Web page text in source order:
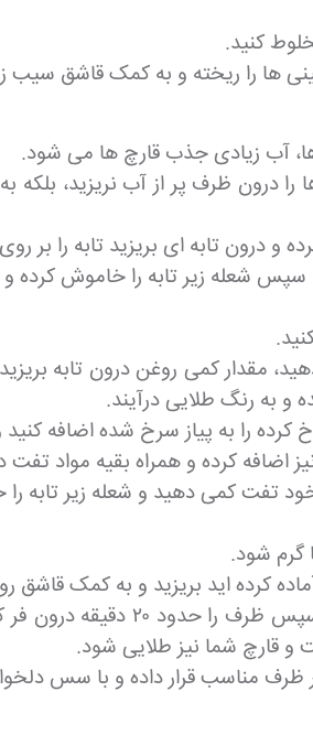
کنید.
ها را ریخته و به کمک قاشق سیب
آب زیادی جذب قارچ ها می شود.
را درون ظرف پر از آب نریزید،
و درون تابه ای بریزید تابه را بر
سپس شعله زیر تابه را خاموش
مقدار کمی روغن درون تابه
و به رنگ طلایی درآیند.
را به پیاز سرخ شده اضافه
کرده و همراه بقیه مواد
خود تفت کمی دهید و شعله زیر تابه
کرده اید بریزید و به کمک قاشق
و قارچ شما نیز طلایی شود.
مناسب قرار داده و با سس